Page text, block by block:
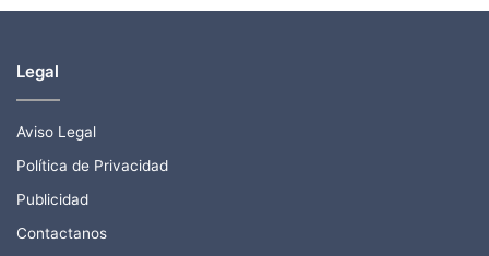
Legal
Aviso Legal
Política de Privacidad
Publicidad
Contactanos